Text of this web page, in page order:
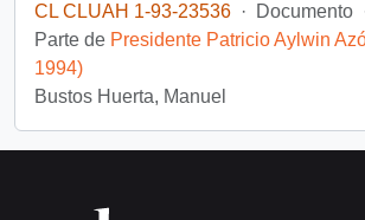
CL CLUAH 1-93-23536 · Documento
Parte de Presidente Patricio Aylwin
1994)
Bustos Huerta, Manuel